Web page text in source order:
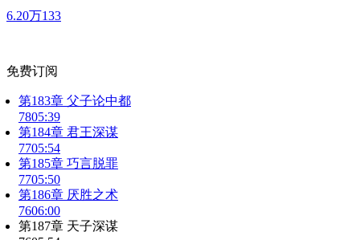
6.20万133
免费订阅
第183章 父子论中都
7805:39
第184章 君王深谋
7705:54
第185章 巧言脱罪
7705:50
第186章 厌胜之术
7606:00
第187章 天子深谋